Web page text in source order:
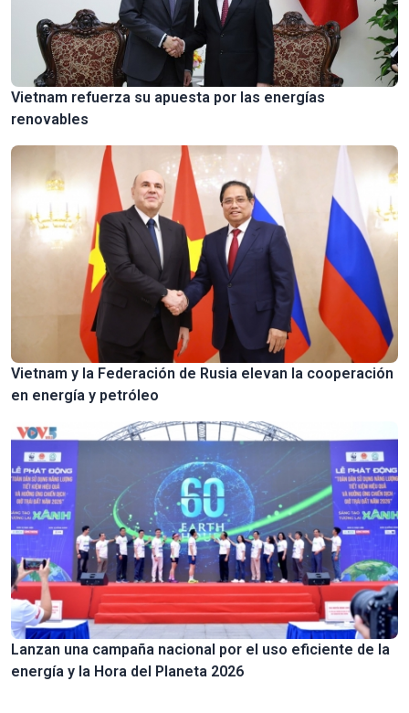
Vietnam refuerza su apuesta por las energías
renovables
Vietnam y la Federación de Rusia elevan la cooperación
en energía y petróleo
Lanzan una campaña nacional por el uso eficiente de la
energía y la Hora del Planeta 2026